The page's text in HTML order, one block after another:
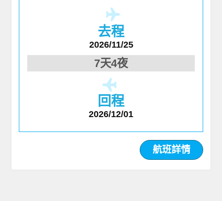
去程
2026/11/25
7天4夜
回程
2026/12/01
航班詳情